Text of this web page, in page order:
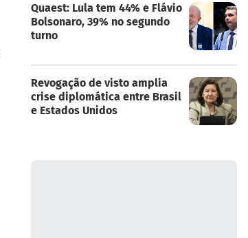
Quaest: Lula tem 44% e Flávio
Bolsonaro, 39% no segundo
turno
Revogação de visto amplia
crise diplomática entre Brasil
e Estados Unidos